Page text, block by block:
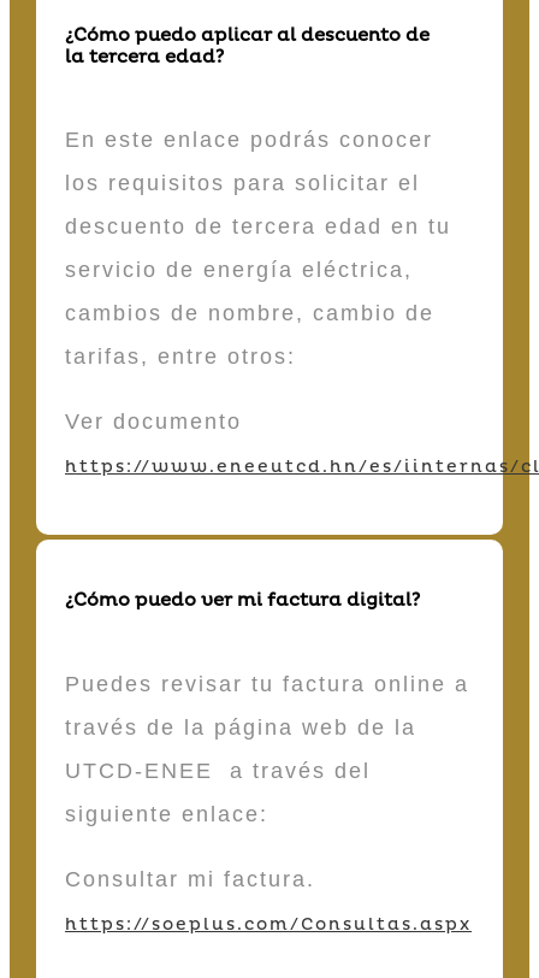
¿Cómo puedo aplicar al descuento de
la tercera edad?
En este enlace podrás conocer
los requisitos para solicitar el
descuento de tercera edad en tu
servicio de energía eléctrica,
cambios de nombre, cambio de
tarifas, entre otros:
Ver documento
https://www.eneeutcd.hn/es/iinternas/
¿Cómo puedo ver mi factura digital?
Puedes revisar tu factura online a
través de la página web de la
UTCD-ENEE a través del
siguiente enlace:
Consultar mi factura.
https://soeplus.com/Consultas.aspx